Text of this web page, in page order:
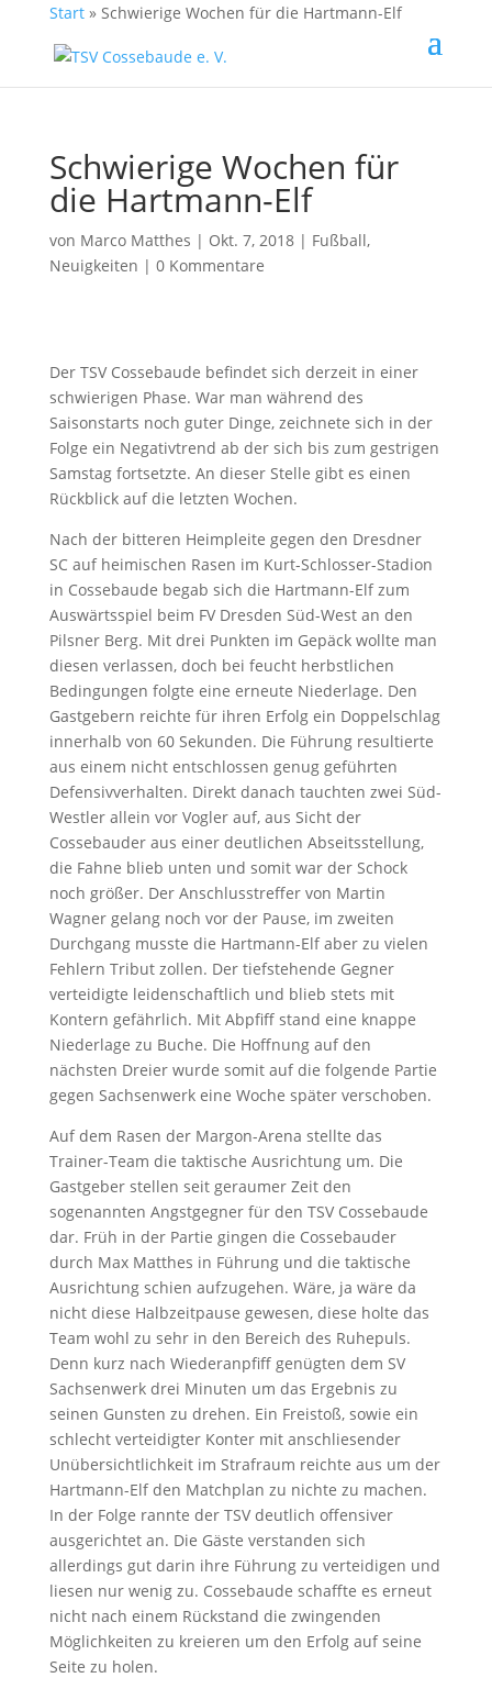
Start» Schwierige Wochen für die Hartmann-Elf
Schwierige Wochen für
die Hartmann-Elf
von Marco Matthes | Okt. 7, 2018 | Fußball,
Neuigkeiten | 0 Kommentare
Der TSV Cossebaude befindet sich derzeit in einer
schwierigen Phase. War man während des
Saisonstarts noch guter Dinge, zeichnete sich in der
Folge ein Negativtrend ab der sich bis zum gestrigen
Samstag fortsetzte. An dieser Stelle gibt es einen
Rückblick auf die letzten Wochen.
Nach der bitteren Heimpleite gegen den Dresdner
SC auf heimischen Rasen im Kurt-Schlosser-Stadion
in Cossebaude begab sich die Hartmann-Elf zum
Auswärtsspiel beim FV Dresden Süd-West an den
Pilsner Berg. Mit drei Punkten im Gepäck wollte man
diesen verlassen, doch bei feucht herbstlichen
Bedingungen folgte eine erneute Niederlage. Den
Gastgebern reichte für ihren Erfolg ein Doppelschlag
innerhalb von 60 Sekunden. Die Führung resultierte
aus einem nicht entschlossen genug geführten
Defensivverhalten. Direkt danach tauchten zwei Süd-
Westler allein vor Vogler auf, aus Sicht der
Cossebauder aus einer deutlichen Abseitsstellung,
die Fahne blieb unten und somit war der Schock
noch größer. Der Anschlusstreffer von Martin
Wagner gelang noch vor der Pause, im zweiten
Durchgang musste die Hartmann-Elf aber zu vielen
Fehlern Tribut zollen. Der tiefstehende Gegner
verteidigte leidenschaftlich und blieb stets mit
Kontern gefährlich. Mit Abpfiff stand eine knappe
Niederlage zu Buche. Die Hoffnung auf den
nächsten Dreier wurde somit auf die folgende Partie
gegen Sachsenwerk eine Woche später verschoben.
Auf dem Rasen der Margon-Arena stellte das
Trainer-Team die taktische Ausrichtung um. Die
Gastgeber stellen seit geraumer Zeit den
sogenannten Angstgegner für den TSV Cossebaude
dar. Früh in der Partie gingen die Cossebauder
durch Max Matthes in Führung und die taktische
Ausrichtung schien aufzugehen. Wäre, ja wäre da
nicht diese Halbzeitpause gewesen, diese holte das
Team wohl zu sehr in den Bereich des Ruhepuls.
Denn kurz nach Wiederanpfiff genügten dem SV
Sachsenwerk drei Minuten um das Ergebnis zu
seinen Gunsten zu drehen. Ein Freistoß, sowie ein
schlecht verteidigter Konter mit anschliesender
Unübersichtlichkeit im Strafraum reichte aus um der
Hartmann-Elf den Matchplan zu nichte zu machen.
In der Folge rannte der TSV deutlich offensiver
ausgerichtet an. Die Gäste verstanden sich
allerdings gut darin ihre Führung zu verteidigen und
liesen nur wenig zu. Cossebaude schaffte es erneut
nicht nach einem Rückstand die zwingenden
Möglichkeiten zu kreieren um den Erfolg auf seine
Seite zu holen.